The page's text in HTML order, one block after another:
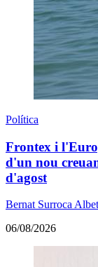
Política
Frontex i
d'un nou
d'agost
Bernat Surroca Albet
06/08/2026